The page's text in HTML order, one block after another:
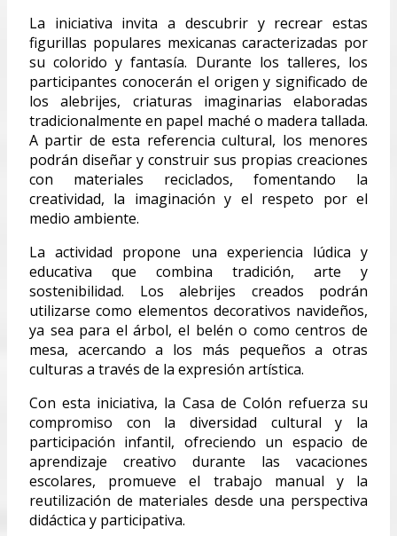
La iniciativa invita a descubrir y recrear estas
figurillas populares mexicanas caracterizadas por
su colorido y fantasía. Durante los talleres, los
participantes conocerán el origen y significado de
los alebrijes, criaturas imaginarias elaboradas
tradicionalmente en papel maché o madera tallada.
A partir de esta referencia cultural, los menores
podrán diseñar y construir sus propias creaciones
con materiales reciclados, fomentando la
creatividad, la imaginación y el respeto por el
medio ambiente.
La actividad propone una experiencia lúdica y
educativa que combina tradición, arte y
sostenibilidad. Los alebrijes creados podrán
utilizarse como elementos decorativos navideños,
ya sea para el árbol, el belén o como centros de
mesa, acercando a los más pequeños a otras
culturas a través de la expresión artística.
Con esta iniciativa, la Casa de Colón refuerza su
compromiso con la diversidad cultural y la
participación infantil, ofreciendo un espacio de
aprendizaje creativo durante las vacaciones
escolares, promueve el trabajo manual y la
reutilización de materiales desde una perspectiva
didáctica y participativa.